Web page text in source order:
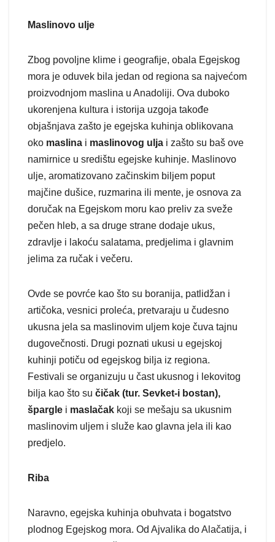
Maslinovo ulje
Zbog povoljne klime i geografije, obala Egejskog
mora je oduvek bila jedan od regiona sa najvećom
proizvodnjom maslina u Anadoliji. Ova duboko
ukorenjena kultura i istorija uzgoja takođe
objašnjava zašto je egejska kuhinja oblikovana
oko maslina i maslinovog ulja i zašto su baš ove
namirnice u središtu egejske kuhinje. Maslinovo
ulje, aromatizovano začinskim biljem poput
majčine dušice, ruzmarina ili mente, je osnova za
doručak na Egejskom moru kao preliv za sveže
pečen hleb, a sa druge strane dodaje ukus,
zdravlje i lakoću salatama, predjelima i glavnim
jelima za ručak i večeru.
Ovde se povrće kao što su boranija, patlidžan i
artičoka, vesnici proleća, pretvaraju u čudesno
ukusna jela sa maslinovim uljem koje čuva tajnu
dugovečnosti. Drugi poznati ukusi u egejskoj
kuhinji potiču od egejskog bilja iz regiona.
Festivali se organizuju u čast ukusnog i lekovitog
bilja kao što su čičak (tur. Sevket-i bostan),
špargle i maslačak koji se mešaju sa ukusnim
maslinovim uljem i služe kao glavna jela ili kao
predjelo.
Riba
Naravno, egejska kuhinja obuhvata i bogatstvo
plodnog Egejskog mora. Od Ajvalika do Alačatija, i